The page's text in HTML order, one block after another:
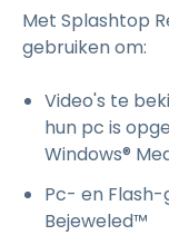
Met Splashtop
gebruiken om:
Video's te
hun pc is
Windows®
Pc- en Flash-
Bejeweled™